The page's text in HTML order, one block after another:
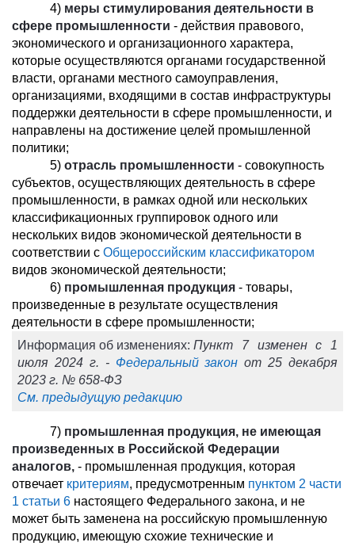
4) меры стимулирования деятельности в
сфере промышленности - действия правового,
экономического и организационного характера,
которые осуществляются органами государственной
власти, органами местного самоуправления,
организациями, входящими в состав инфраструктуры
поддержки деятельности в сфере промышленности, и
направлены на достижение целей промышленной
политики;
5) отрасль промышленности - совокупность
субъектов, осуществляющих деятельность в сфере
промышленности, в рамках одной или нескольких
классификационных группировок одного или
нескольких видов экономической деятельности в
соответствии с Общероссийским классификатором
видов экономической деятельности;
6) промышленная продукция - товары,
произведенные в результате осуществления
деятельности в сфере промышленности;
Информация об изменениях: Пункт 7 изменен с 1
июля 2024 г. - Федеральный закон от 25 декабря
2023 г. № 658-ФЗ
См. предыдущую редакцию
7) промышленная продукция, не имеющая
произведенных в Российской Федерации
аналогов, - промышленная продукция, которая
отвечает критериям, предусмотренным пунктом 2 части
1 статьи 6 настоящего Федерального закона, и не
может быть заменена на российскую промышленную
продукцию, имеющую схожие технические и